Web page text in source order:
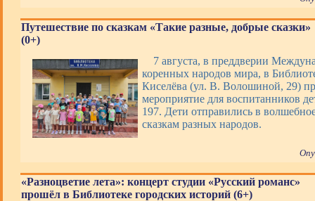
Путешествие по сказкам «Такие разные, добрые сказки»
(0+)
7 августа, в преддверии
коренных народов мира, в
Киселёва (ул. В. Волошиной, 29)
мероприятие для воспитанников
197. Дети отправились в
сказкам разных народов.
«Разноцветие лета»: концерт студии «Русский романс»
прошёл в Библиотеке городских историй (6+)